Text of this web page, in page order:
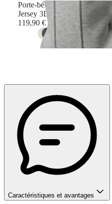
Porte-bébé Mini
Jersey 3D, Gris clair
119,90 €
+10
Caractéristiques et avantages